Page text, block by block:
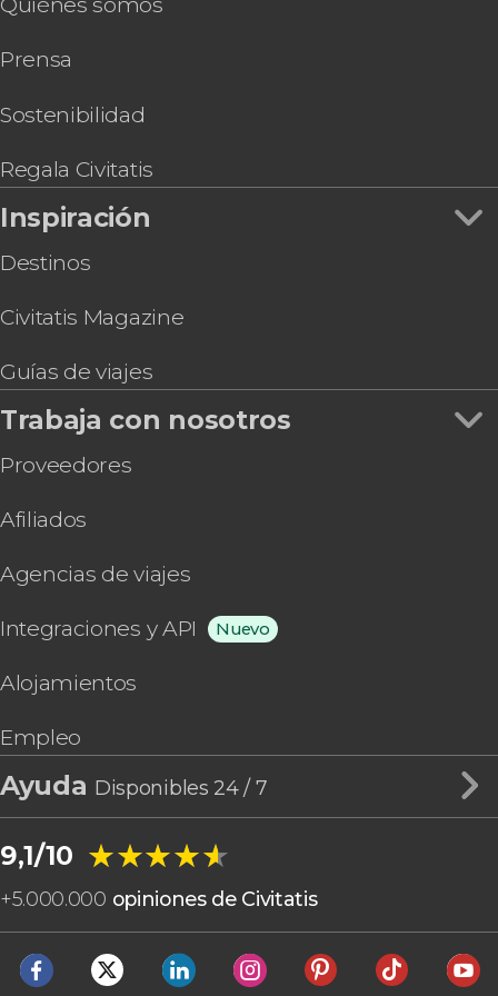
Paseo en helicóptero por Miami
Free tour por Miami Beach
Entrada al Zoo de Miami
Marlins
Go City Miami All-Inclusive Pass
Quiénes somos
Prensa
Sostenibilidad
Regala Civitatis
Inspiración
Destinos
Civitatis Magazine
Guías de viajes
Trabaja con nosotros
Proveedores
Afiliados
Agencias de viajes
Integraciones y API Nuevo
Alojamientos
Empleo
Ayuda Disponibles 24 / 7
9,1/10 ★★★★★
★★★★★
+5.000.000 opiniones de Civitatis